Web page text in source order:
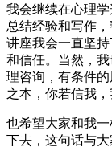
我会继续在心理
总结经验和写作
讲座我会一直坚
和信任。当然，
理咨询，有条件
之本，你若信我，
也希望大家和我
下去，这句话与大